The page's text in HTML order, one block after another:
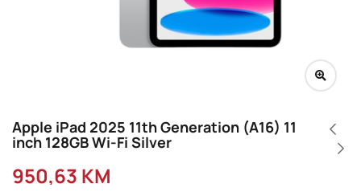
Apple iPad 2025 11th Generation (A16) 11
inch 128GB Wi-Fi Silver
950,63 KM